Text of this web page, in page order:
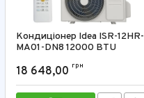
Кондиціонер Idea ISR-12HR-
MA01-DN8 12000 BTU
18 648,00 грн